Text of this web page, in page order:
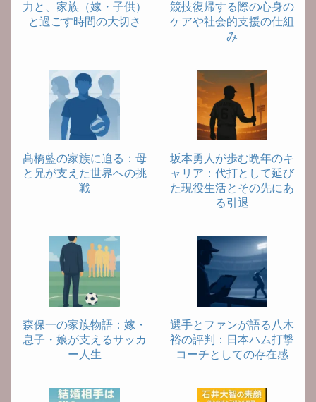
力と、家族（嫁・子供）
と過ごす時間の大切さ
競技復帰する際の心身の
ケアや社会的支援の仕組
み
髙橋藍の家族に迫る：母
と兄が支えた世界への挑
戦
坂本勇人が歩む晩年のキ
ャリア：代打として延び
た現役生活とその先にあ
る引退
森保一の家族物語：嫁・
息子・娘が支えるサッカ
ー人生
選手とファンが語る八木
裕の評判：日本ハム打撃
コーチとしての存在感